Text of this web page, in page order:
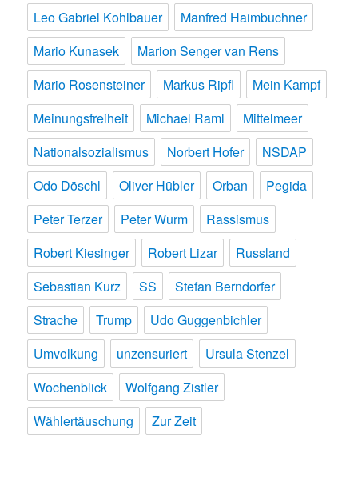
Leo Gabriel Kohlbauer
Manfred Haimbuchner
Mario Kunasek
Marion Senger van Rens
Mario Rosensteiner
Markus Ripfl
Mein Kampf
Meinungsfreiheit
Michael Raml
Mittelmeer
Nationalsozialismus
Norbert Hofer
NSDAP
Odo Döschl
Oliver Hübler Orban
Pegida
Peter Terzer
Peter Wurm
Rassismus
Robert Kiesinger
Robert Lizar
Russland
Sebastian Kurz
SS
Stefan Berndorfer
Strache
Trump
Udo Guggenbichler
Umvolkung
unzensuriert
Ursula Stenzel
Wochenblick
Wolfgang Zistler
Wählertäuschung
Zur Zeit